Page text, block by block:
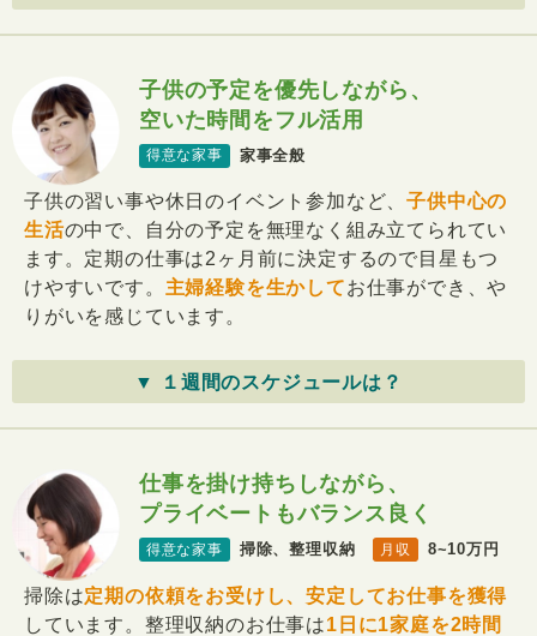
子供の予定を優先しながら、
空いた時間をフル活用
得意な家事 家事全般
子供の習い事や休日のイベント参加など、子供中心の
生活の中で、自分の予定を無理なく組み立てられてい
ます。定期の仕事は2ヶ月前に決定するので目星もつ
けやすいです。 主婦経験を生かしてお仕事ができ、や
りがいを感じています。
▼ １週間のスケジュールは？
仕事を掛け持ちしながら、
プライベートもバランス良く
得意な家事 掃除、整理収納 月収 8~10万円
掃除は定期の依頼をお受けし、安定してお仕事を獲得
しています。整理収納のお仕事は1日に1家庭を2時間